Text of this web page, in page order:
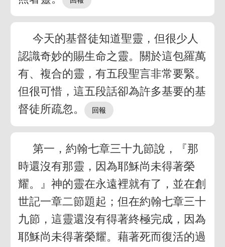
今天的基督徒知道聖靈，但很少人
認識奇妙的賜生命之靈。關於這包羅萬
有、複合的靈，有五段聖言非常要緊。
但很可惜，這五段話卻為許多基要的基
督徒所疏忽。
第一，約翰七章三十九節說，『那
時還沒有那靈，因為耶穌尚未得著榮
耀。』神的靈在永遠裡就有了，並在創
世記一章二節題起；但在約翰七章三十
九節，這靈還沒有得著終極完成，因為
耶穌尚未得著榮耀。藉著死而復活的過